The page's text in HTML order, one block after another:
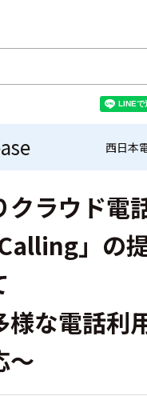
西日本
クラウド電
」の
様な電話利
～